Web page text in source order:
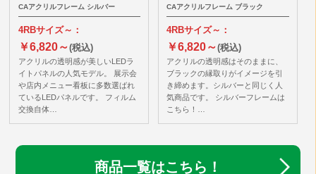
CAアクリルフレーム シルバー
4RBサイズ～：
￥6,820～(税込)
アクリルの透明感が美しいLEDラ
イトパネルの人気モデル。 展示会
や店内メニュー看板に多数選ばれ
ているLEDパネルです。 フィルム
交換自体…
CAアクリルフレーム ブラック
4RBサイズ～：
￥6,820～(税込)
アクリルの透明感はそのままに、
ブラックの縁取りがイメージを引
き締めます。シルバーと同じく人
気商品です。 シルバーフレームは
こちら！…
商品一覧はこちら！